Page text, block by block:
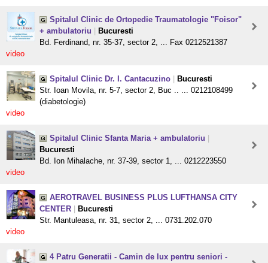
Spitalul Clinic de Ortopedie Traumatologie "Foisor"
+ ambulatoriu
Bucuresti
Bd. Ferdinand, nr. 35-37, sector 2, ... Fax 0212521387
video
Spitalul Clinic Dr. I. Cantacuzino
Bucuresti
Str. Ioan Movila, nr. 5-7, sector 2, Buc .. ... 0212108499
(diabetologie)
video
Spitalul Clinic Sfanta Maria + ambulatoriu
Bucuresti
Bd. Ion Mihalache, nr. 37-39, sector 1, ... 0212223550
video
AEROTRAVEL BUSINESS PLUS LUFTHANSA CITY
CENTER
Bucuresti
Str. Mantuleasa, nr. 31, sector 2, ... 0731.202.070
video
4 Patru Generatii - Camin de lux pentru seniori -